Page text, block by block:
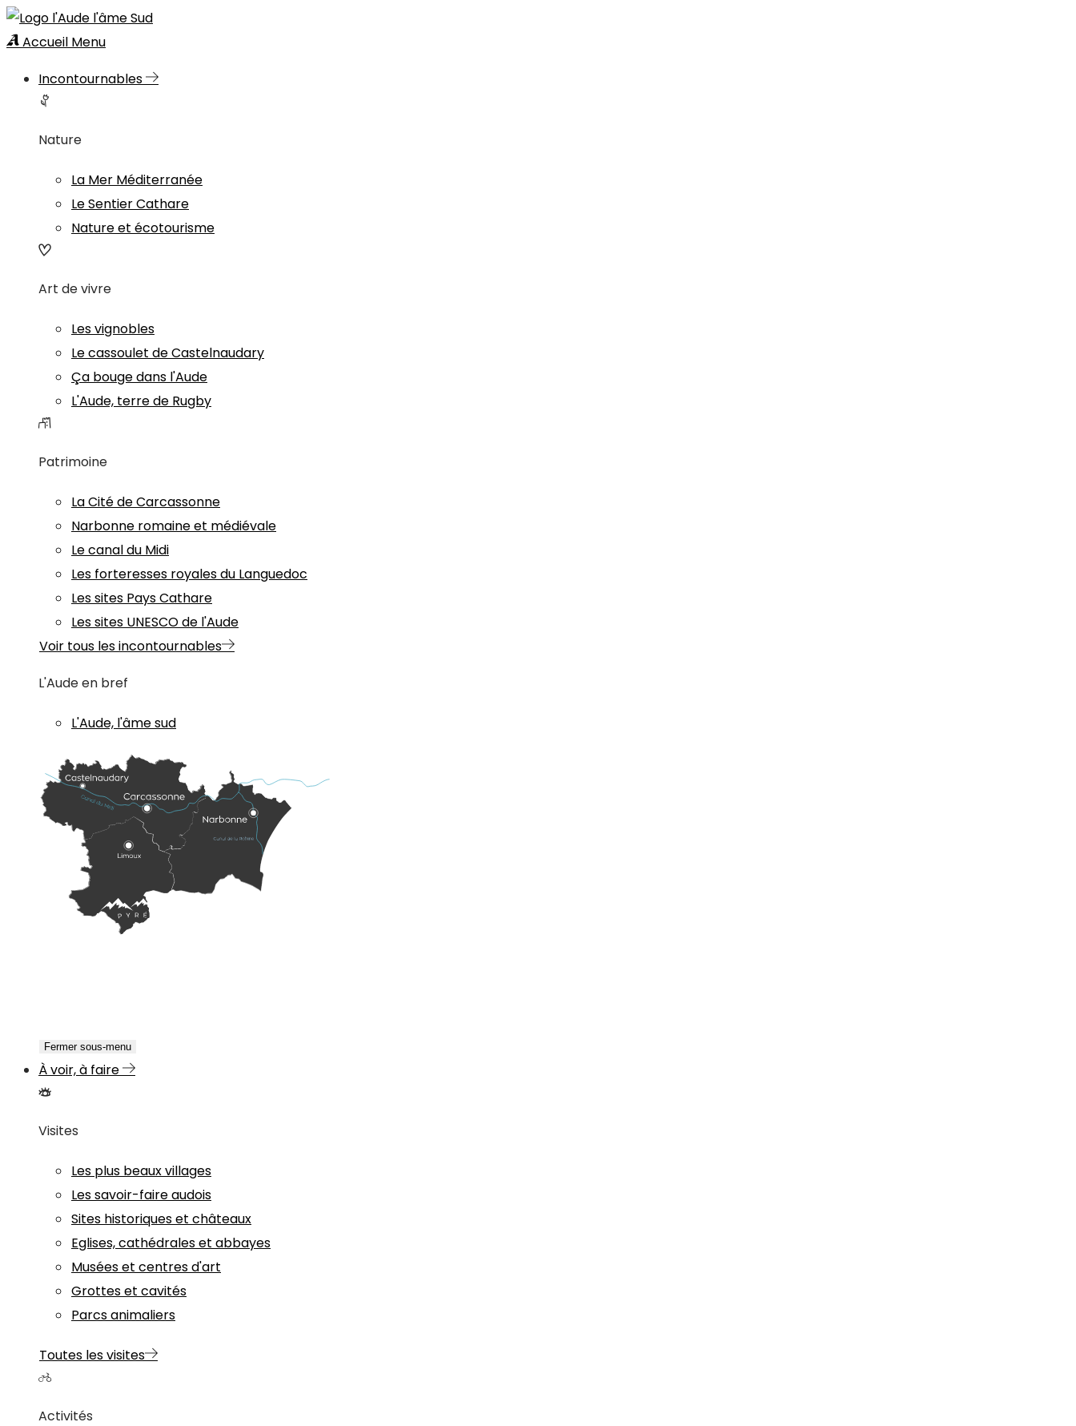
Accueil Menu
Incontournables
Nature
La Mer Méditerranée
Le Sentier Cathare
Nature et écotourisme
Art de vivre
Les vignobles
Le cassoulet de Castelnaudary
Ça bouge dans l'Aude
L'Aude, terre de Rugby
Patrimoine
La Cité de Carcassonne
Narbonne romaine et médiévale
Le canal du Midi
Les forteresses royales du Languedoc
Les sites Pays Cathare
Les sites UNESCO de l'Aude
Voir tous les incontournables
L'Aude en bref
L'Aude, l'âme sud
Fermer sous-menu
À voir, à faire
Visites
Les plus beaux villages
Les savoir-faire audois
Sites historiques et châteaux
Eglises, cathédrales et abbayes
Musées et centres d'art
Grottes et cavités
Parcs animaliers
Toutes les visites
Activités